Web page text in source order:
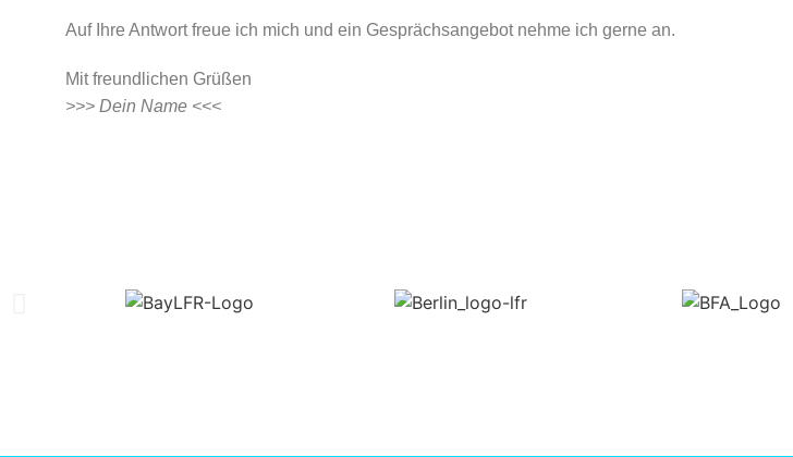
Auf Ihre Antwort freue ich mich und ein Gesprächsangebot nehme ich gerne an.
Mit freundlichen Grüßen
>>> Dein Name <<<